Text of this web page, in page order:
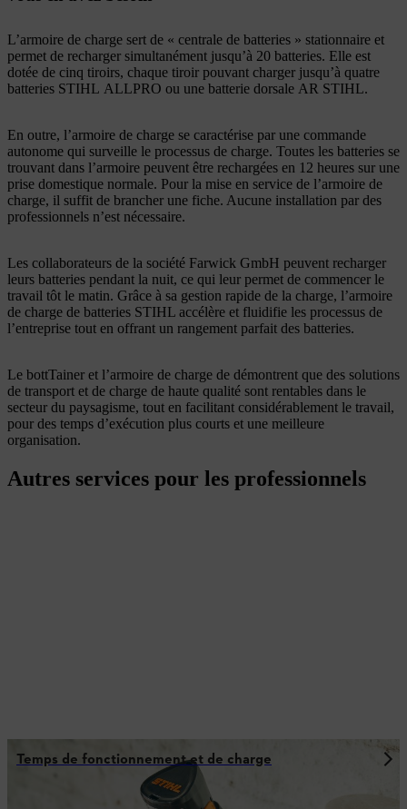
L’armoire de charge sert de « centrale de batteries » stationnaire et
permet de recharger simultanément jusqu’à 20 batteries. Elle est
dotée de cinq tiroirs, chaque tiroir pouvant charger jusqu’à quatre
batteries STIHL ALLPRO ou une batterie dorsale AR STIHL.
En outre, l’armoire de charge se caractérise par une commande
autonome qui surveille le processus de charge. Toutes les batteries se
trouvant dans l’armoire peuvent être rechargées en 12 heures sur une
prise domestique normale. Pour la mise en service de l’armoire de
charge, il suffit de brancher une fiche. Aucune installation par des
professionnels n’est nécessaire.
Les collaborateurs de la société Farwick GmbH peuvent recharger
leurs batteries pendant la nuit, ce qui leur permet de commencer le
travail tôt le matin. Grâce à sa gestion rapide de la charge, l’armoire
de charge de batteries STIHL accélère et fluidifie les processus de
l’entreprise tout en offrant un rangement parfait des batteries.
Le bottTainer et l’armoire de charge de démontrent que des solutions
de transport et de charge de haute qualité sont rentables dans le
secteur du paysagisme, tout en facilitant considérablement le travail,
pour des temps d’exécution plus courts et une meilleure
organisation.
Autres services pour les professionnels
Temps de fonctionnement et de charge